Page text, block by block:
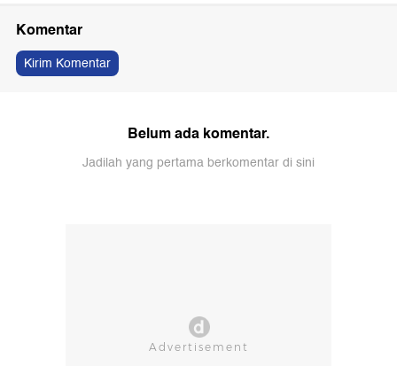
Komentar
Kirim Komentar
Belum ada komentar.
Jadilah yang pertama berkomentar di sini